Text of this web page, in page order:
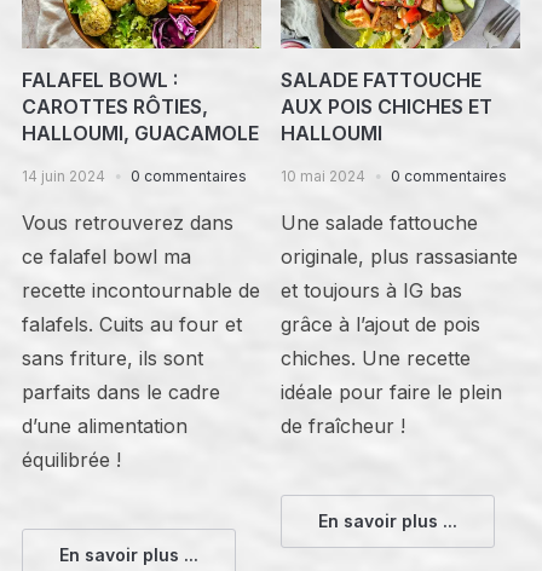
FALAFEL BOWL :
CAROTTES RÔTIES,
HALLOUMI, GUACAMOLE
14 juin 2024 0 commentaires
Vous retrouverez dans
ce falafel bowl ma
recette incontournable de
falafels. Cuits au four et
sans friture, ils sont
parfaits dans le cadre
d’une alimentation
équilibrée !
En savoir plus ...
SALADE FATTOUCHE
AUX POIS CHICHES ET
HALLOUMI
10 mai 2024 0 commentaires
Une salade fattouche
originale, plus rassasiante
et toujours à IG bas
grâce à l’ajout de pois
chiches. Une recette
idéale pour faire le plein
de fraîcheur !
En savoir plus ...